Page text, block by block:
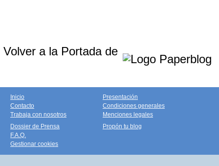
Volver a la Portada de
Inicio
Contacto
Trabaja con nosotros
Presentación
Condiciones generales
Menciones legales
Dossier de Prensa
F.A.Q.
Gestionar cookies
Propón tu blog